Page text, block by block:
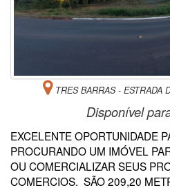
TRES BARRAS - ESTRADA
Disponível
EXCELENTE OPORTUNIDADE
PROCURANDO UM IMÓVEL
OU COMERCIALIZAR SEUS
COMERCIOS. SÃO 209,20